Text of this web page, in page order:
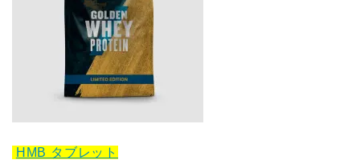
HMB タブレット